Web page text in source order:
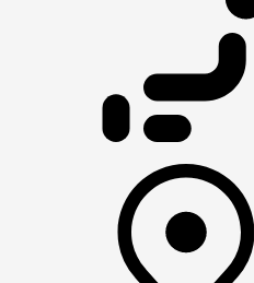
1階には四神が描かれていま